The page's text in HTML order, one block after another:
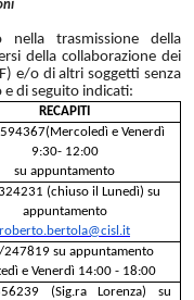
nella trasmissione della
della collaborazione dei
e/o di altri soggetti senza
di seguito indicati:
RECAPITI
e Venerdì
9:30- 12:00
su appuntamento
(chiuso il Lunedì) su
appuntamento
roberto.bertola@cisl.it
su appuntamento
e Venerdì 14:00 - 18:00
(Sig.ra Lorenza) su